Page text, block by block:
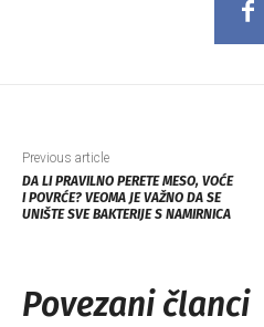
Previous article
DA LI PRAVILNO PERETE MESO, VOĆE
I POVRĆE? VEOMA JE VAŽNO DA SE
UNIŠTE SVE BAKTERIJE S NAMIRNICA
Povezani članci